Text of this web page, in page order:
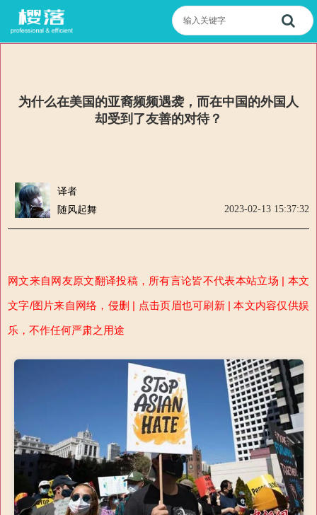
为什么在美国的亚裔频频遇袭，而在中国的外国人
却受到了友善的对待？
译者
随风起舞
2023-02-13 15:37:32
网文来自网友原文翻译投稿，所有言论皆不代表本站立场 | 本文
文字/图片来自网络，侵删 | 点击页眉也可刷新 | 本文内容仅供娱
乐，不作任何严肃之用途